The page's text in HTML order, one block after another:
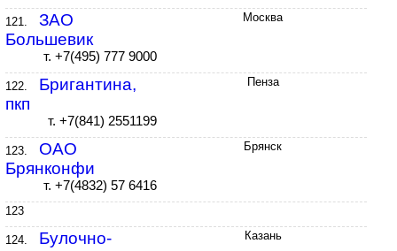
121.
ЗАО
Большевик
т. +7(495) 777 9000
Москва
122.
Бригантина,
пкп
т. +7(841) 2551199
Пенза
123.
ОАО
Брянконфи
т. +7(4832) 57 6416
Брянск
123
124.
Булочно-
Казань